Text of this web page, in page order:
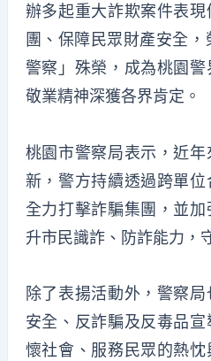
辦多起重大詐欺案件表
團、保障民眾財產安全
警察」殊榮，成為桃園
敬業精神深獲各界肯定。
桃園市警察局表示，近
新，警方持續透過跨單位
全力打擊詐騙集團，並
升市民識詐、防詐能力，
除了表揚活動外，警察
安全、反詐騙及反毒品
懷社會、服務民眾的熱